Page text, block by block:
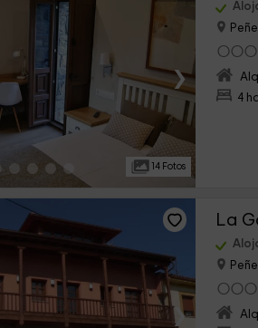
›
14 Fotos
4
›
La